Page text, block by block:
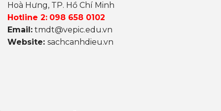
Hoà Hưng, TP. Hồ Chí Minh
Hotline 2: 098 658 0102
Email: tmdt@vepic.edu.vn
Website: sachcanhdieu.vn